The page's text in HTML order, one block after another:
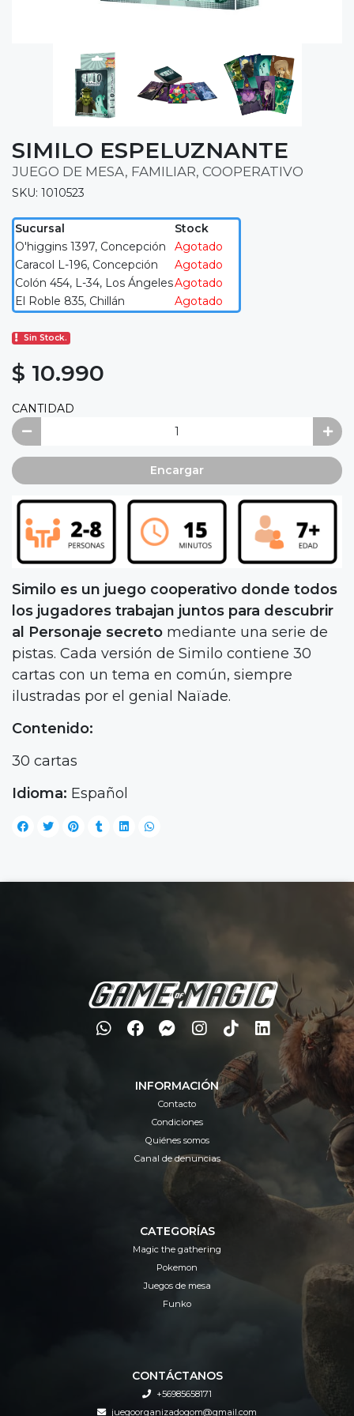
SIMILO ESPELUZNANTE
JUEGO DE MESA, FAMILIAR, COOPERATIVO
SKU: 1010523
Sucursal
Stock
O'higgins 1397, Concepción
Agotado
Caracol L-196, Concepción
Agotado
Colón 454, L-34, Los ÁngelesAgotado
El Roble 835, Chillán
Agotado
Sin Stock.
$ 10.990
CANTIDAD
Encargar
Similo es un juego cooperativo donde todos
los jugadores trabajan juntos para descubrir
al Personaje secreto mediante una serie de
pistas. Cada versión de Similo contiene 30
cartas con un tema en común, siempre
ilustradas por el genial Naïade.
Contenido:
30 cartas
Idioma: Español
INFORMACIÓN
Contacto
Condiciones
Quiénes somos
Canal de denuncias
CATEGORÍAS
Magic the gathering
Pokemon
Juegos de mesa
Funko
CONTÁCTANOS
+56985658171
juegoorganizadogom@gmail.com